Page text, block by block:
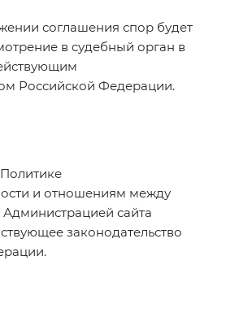
соглашения спор будет
в судебный орган в
Российской Федерации.
и отношениям между
сайта
законодательство